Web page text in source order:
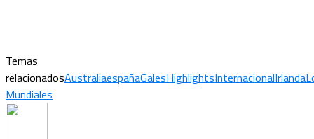
Temas
relacionadosAustraliaespañaGalesHighlightsInternacionalIrlanda
Mundiales